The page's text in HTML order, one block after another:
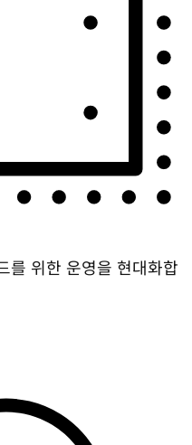
를 위한 운영을 현대화합